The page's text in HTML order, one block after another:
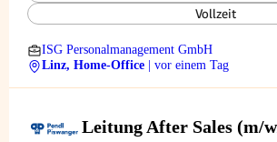
Vollzeit
ISG Personalmanagement GmbH
Linz, Home-Office
| vor einem Tag
Leitung After Sales (m/